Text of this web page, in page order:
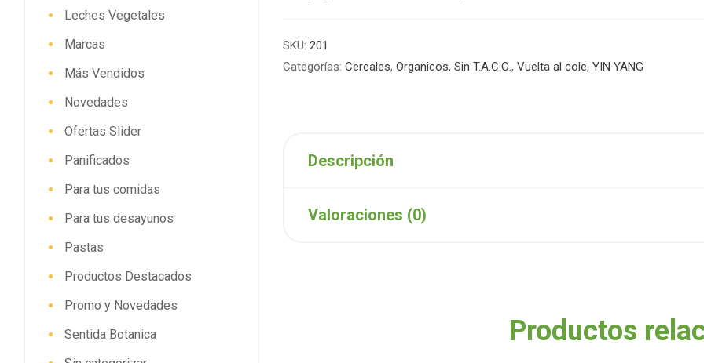
SKU: 201
Categorías: Cereales, Organicos, Sin T.A.C.C. , Vuelta al cole, YIN YANG
Descripción
Valoraciones (0)
Productos
Leches Vegetales
Marcas
Más Vendidos
Novedades
Ofertas Slider
Panificados
Para tus comidas
Para tus desayunos
Pastas
Productos Destacados
Promo y Novedades
Sentida Botanica